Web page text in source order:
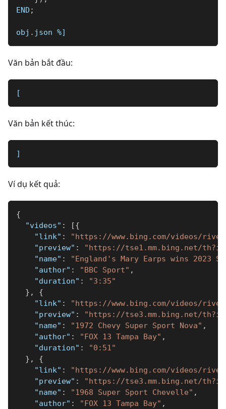
END ;
obj . json %]
Văn bản bắt đầu:
[
Văn bản kết thúc:
]
Ví dụ kết quả:
{
"videos" : [{
"link" :
"https://www.bing.com/videos/riverview/
"preview" :
"https://tse1.mm.bing.net/
"name" :
"England's Mary Earps wins 2023
"author" : "BBC Sport" ,
"duration" :
"3:35"
} ,
{
"link" :
"https://www.bing.com/videos/riverview/
"preview" :
"https://tse3.mm.bing.net/
"name" : "1972 Chevy Super Sport Nova" ,
"author" : "FOX 13 Tampa Bay" ,
"duration" :
"0:51"
} ,
{
"link" :
"https://www.bing.com/videos/riverview/
"preview" :
"https://tse3.mm.bing.net/
"name" : "1968 Super Sport Chevelle" ,
"author" : "FOX 13 Tampa Bay" ,